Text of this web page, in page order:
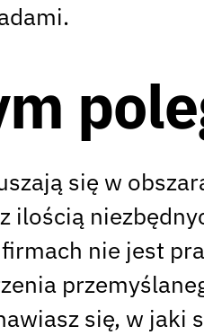
się w
ilością
firmach nie jest
się, w jaki